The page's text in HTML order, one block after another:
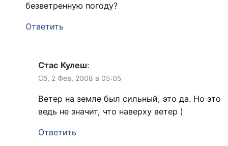
безветренную погоду?
Ответить
Стас Кулеш:
Сб, 2 Фев, 2008 в 05:05
Ветер на земле был сильный, это да. Но это
ведь не значит, что наверху ветер )
Ответить